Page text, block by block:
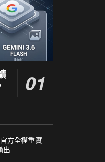
方全權重實
出